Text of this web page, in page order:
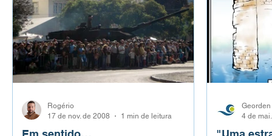
Rogério
17 de nov. de 2008
1 min de leitura
Georden
4 de